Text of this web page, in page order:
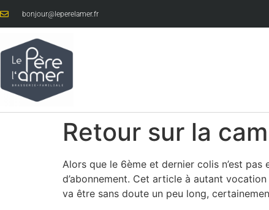
bonjour@leperelamer.fr
Retour sur la
Alors que le 6ème et dernier colis n’est
d’abonnement. Cet article à autant
va être sans doute un peu long,